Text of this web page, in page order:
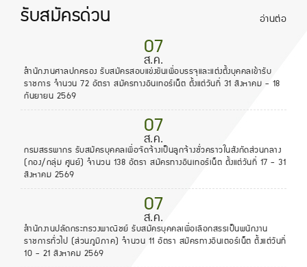
รับสมัครด่วน อ่านต่อ
07
ส.ค.
สำนักงานศาลปกครอง รับสมัครสอบแข่งขันเพื่อบรรจุและแต่งตั้งบุคคลเข้ารับ
ราชการ จำนวน 72 อัตรา สมัครทางอินเทอร์เน็ต ตั้งแต่วันที่ 31 สิงหาคม - 18
กันยายน 2569
07
ส.ค.
กรมสรรพากร รับสมัครบุคคลเพื่อจัดจ้างเป็นลูกจ้างชั่วคราวในสังกัดส่วนกลาง
(กอง/กลุ่ม ศูนย์) จำนวน 138 อัตรา สมัครทางอินเทอร์เน็ต ตั้งแต่วันที่ 17 - 31
สิงหาคม 2569
07
ส.ค.
สำนักงานปลัดกระทรวงพาณิชย์ รับสมัครบุคคลเพื่อเลือกสรรเป็นพนักงาน
ราชการทั่วไป (ส่วนภูมิภาค) จำนวน 11 อัตรา สมัครทางอินเตอร์เน็ต ตั้งแต่วันที่
10 - 21 สิงหาคม 2569